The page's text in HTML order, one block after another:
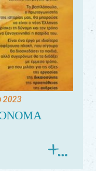
2023
ΟΝΟΜΑ